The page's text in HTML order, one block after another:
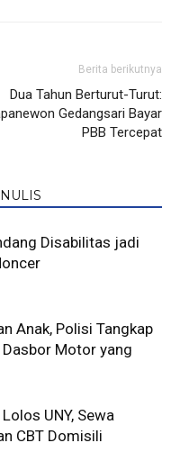
Berita berikutnya
Dua Tahun Berturut-Turut:
Gedangsari Bayar
PBB Tercepat
Disabilitas jadi
Anak, Polisi Tangkap
Dasbor Motor yang
UNY, Sewa
CBT Domisili